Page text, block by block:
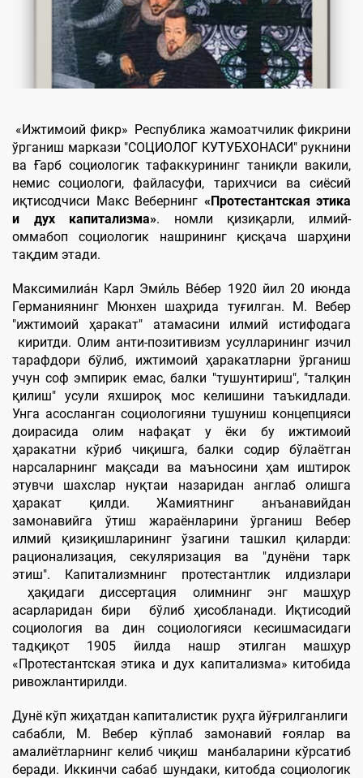
«Ижтимоий фикр» Республика жамоатчилик фикрини
ўрганиш маркази "СОЦИОЛОГ КУТУБХОНАСИ" рукнини
ва Ғарб социологик тафаккурининг таниқли вакили,
немис социологи, файласуфи, тарихчиси ва сиёсий
иқтисодчиси Макс Вебернинг «Протестантская этика
и дух капитализма». номли қизиқарли, илмий-
оммабоп социологик нашрининг қисқача шарҳини
тақдим этади.
Максимилиа́н Карл Эми́ль Ве́бер 1920 йил 20 июнда
Германиянинг Мюнхен шаҳрида туғилган. M. Вебер
"ижтимоий ҳаракат" атамасини илмий истифодага
киритди. Олим анти-позитивизм усулларининг изчил
тарафдори бўлиб, ижтимоий ҳаракатларни ўрганиш
учун соф эмпирик емас, балки "тушунтириш", "талқин
қилиш" усули яхшироқ мос келишини таъкидлади.
Унга асосланган социологияни тушуниш концепцияси
доирасида олим нафақат у ёки бу ижтимоий
ҳаракатни кўриб чиқишга, балки содир бўлаётган
нарсаларнинг мақсади ва маъносини ҳам иштирок
этувчи шахслар нуқтаи назаридан англаб олишга
ҳаракат қилди. Жамиятнинг анъанавийдан
замонавийга ўтиш жараёнларини ўрганиш Вебер
илмий қизиқишларининг ўзагини ташкил қиларди:
рационализация, секуляризация ва "дунёни тарк
этиш". Капитализмнинг протестантлик илдизлари
ҳақидаги диссертация олимнинг энг машҳур
асарларидан бири бўлиб ҳисобланади. Иқтисодий
социология ва дин социологияси кесишмасидаги
тадқиқот 1905 йилда нашр этилган машҳур
«Протестантская этика и дух капитализма» китобида
ривожлантирилди.
Дунё кўп жиҳатдан капиталистик руҳга йўғрилганлиги
сабабли, М. Вебер кўплаб замонавий ғоялар ва
амалиётларнинг келиб чиқиш манбаларини кўрсатиб
беради. Иккинчи сабаб шундаки, китобда социологик